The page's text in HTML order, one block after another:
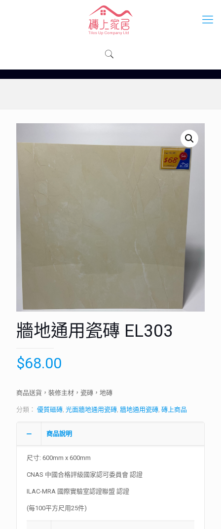
牆地通用瓷磚 EL303
$68.00
商品送貨，裝修主材，瓷磚，地磚
分類： 優質磁磚, 光面牆地通用瓷磚, 牆地通用瓷磚, 磚上商品
商品說明
尺寸: 600mm x 600mm
CNAS 中國合格評級國家認可委員會 認證
ILAC-MRA 國際實驗室認證聯盟 認證
(每100平方尺用25件)